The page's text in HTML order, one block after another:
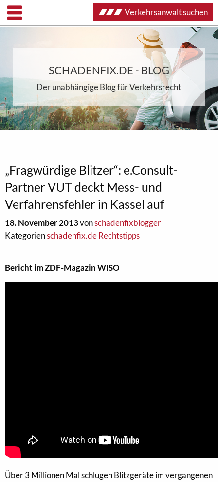
SCHADENFIX.DE - BLOG
Der unabhängige Blog für Verkehrsrecht
„Fragwürdige Blitzer“: e.Consult-
Partner VUT deckt Mess- und
Verfahrensfehler in Kassel auf
18. November 2013vonschadenfixblogger
Kategorienschadenfix.de Rechtstipps
Bericht im ZDF-Magazin WISO
Über 3 Millionen Mal schlugen Blitzgeräte im vergangenen
Verkehrsanwalt suchen